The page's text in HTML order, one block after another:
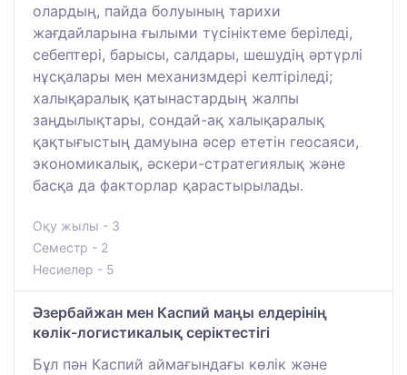
олардың, пайда болуының тарихи
жағдайларына ғылыми түсініктеме беріледі,
себептері, барысы, салдары, шешудің әртүрлі
нұсқалары мен механизмдері келтіріледі;
халықаралық қатынастардың жалпы
заңдылықтары, сондай-ақ халықаралық
қақтығыстың дамуына әсер ететін геосаяси,
экономикалық, әскери-стратегиялық және
басқа да факторлар қарастырылады.
Оқу жылы - 3
Семестр - 2
Несиелер - 5
Әзербайжан мен Каспий маңы елдерінің
көлік-логистикалық серіктестігі
Бұл пән Каспий аймағындағы көлік және